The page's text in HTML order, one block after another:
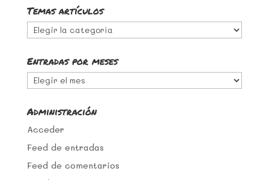
Temas artículos
Temas
artículos
Entradas por meses
Entradas
por
meses
Administración
Acceder
Feed de entradas
Feed de comentarios